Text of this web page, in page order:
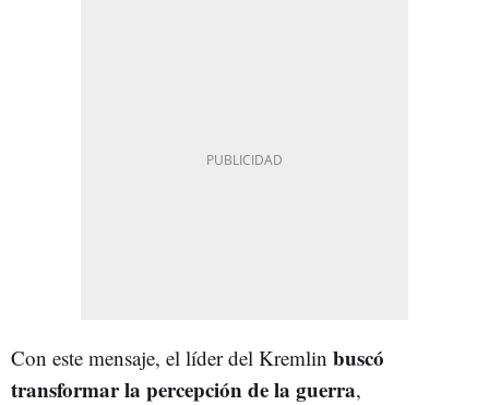
Con este mensaje, el líder del Kremlin buscó
transformar la percepción de la guerra,